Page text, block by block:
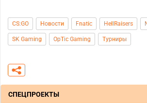
CS:GO Новости Fnatic HellRaisers
SK Gaming OpTic Gaming Турниры
СПЕЦПРОЕКТЫ